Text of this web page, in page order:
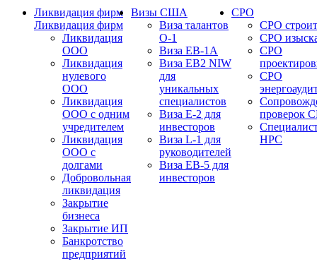
Ликвидация фирм
Ликвидация фирм
Ликвидация
ООО
Ликвидация
нулевого
ООО
Ликвидация
ООО с одним
учредителем
Ликвидация
ООО с
долгами
Добровольная
ликвидация
Закрытие
бизнеса
Закрытие ИП
Банкротство
предприятий
Визы США
Виза талантов
О-1
Виза EB-1A
Виза EB2 NIW
для
уникальных
специалистов
Виза E-2 для
инвесторов
Виза L-1 для
руководителей
Виза EB-5 для
инвесторов
СРО
СРО
СРО
СРО
СРО
проверок
НРС